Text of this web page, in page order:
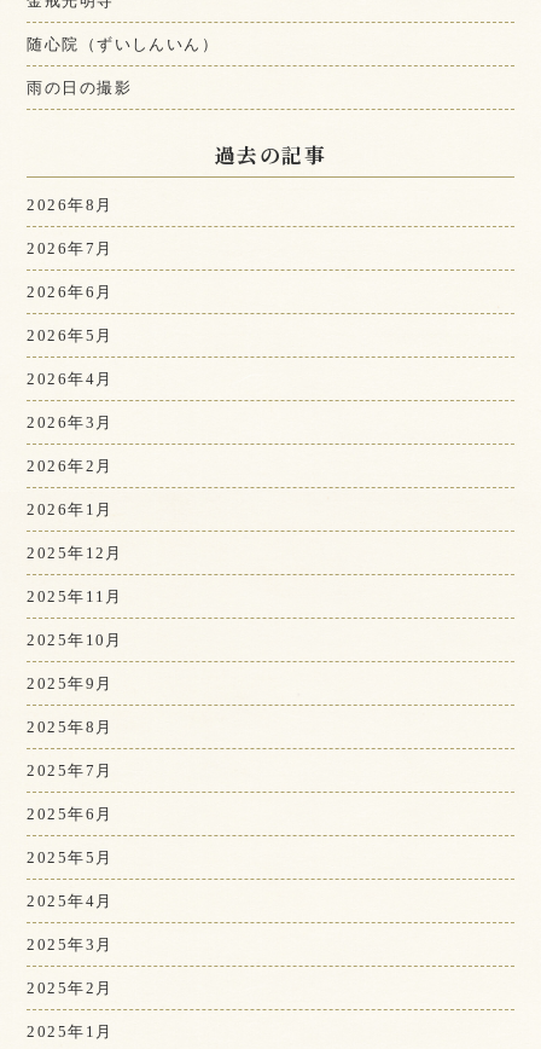
随心院（ずいしんいん）
雨の日の撮影
過去の記事
2026年8月
2026年7月
2026年6月
2026年5月
2026年4月
2026年3月
2026年2月
2026年1月
2025年12月
2025年11月
2025年10月
2025年9月
2025年8月
2025年7月
2025年6月
2025年5月
2025年4月
2025年3月
2025年2月
2025年1月